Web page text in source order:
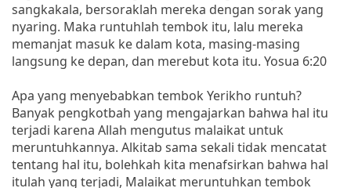
sangkakala, bersoraklah mereka dengan sorak yang
nyaring. Maka runtuhlah tembok itu, lalu mereka
memanjat masuk ke dalam kota, masing-masing
langsung ke depan, dan merebut kota itu. Yosua 6:20
Apa yang menyebabkan tembok Yerikho runtuh?
Banyak pengkotbah yang mengajarkan bahwa hal itu
terjadi karena Allah mengutus malaikat untuk
meruntuhkannya. Alkitab sama sekali tidak mencatat
tentang hal itu, bolehkah kita menafsirkan bahwa hal
itulah yang terjadi, Malaikat meruntuhkan tembok